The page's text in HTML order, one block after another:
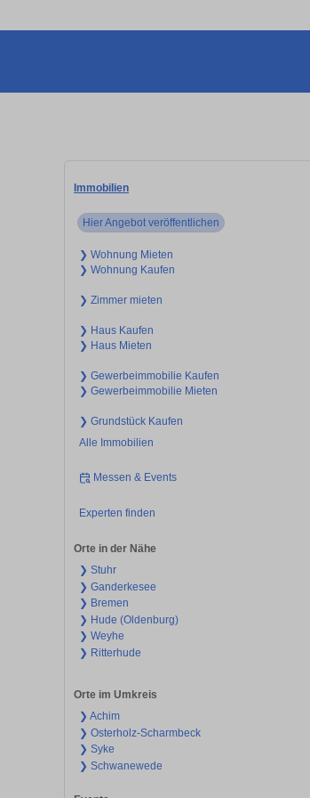
Immobilien
Hier Angebot veröffentlichen
❯ Wohnung Mieten
❯ Wohnung Kaufen
❯ Zimmer mieten
❯ Haus Kaufen
❯ Haus Mieten
❯ Gewerbeimmobilie Kaufen
❯ Gewerbeimmobilie Mieten
❯ Grundstück Kaufen
Alle Immobilien
Messen & Events
Experten finden
Orte in der Nähe
❯ Stuhr
❯ Ganderkesee
❯ Bremen
❯ Hude (Oldenburg)
❯ Weyhe
❯ Ritterhude
Orte im Umkreis
❯ Achim
❯ Osterholz-Scharmbeck
❯ Syke
❯ Schwanewede